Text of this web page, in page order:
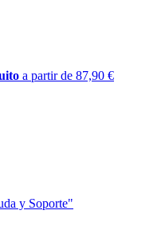
a partir de 87,90 €
y Soporte"